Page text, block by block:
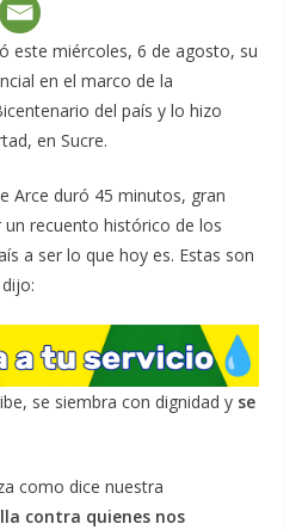
este miércoles, 6 de agosto, su
en el marco de la
del país y lo hizo
en Sucre.
Arce duró 45 minutos, gran
recuento histórico de los
a ser lo que hoy es. Estas son
se siembra con dignidad y se
como dice nuestra
contra quienes nos